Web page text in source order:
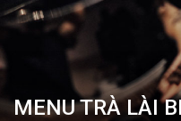
MENU TRÀ LÀI